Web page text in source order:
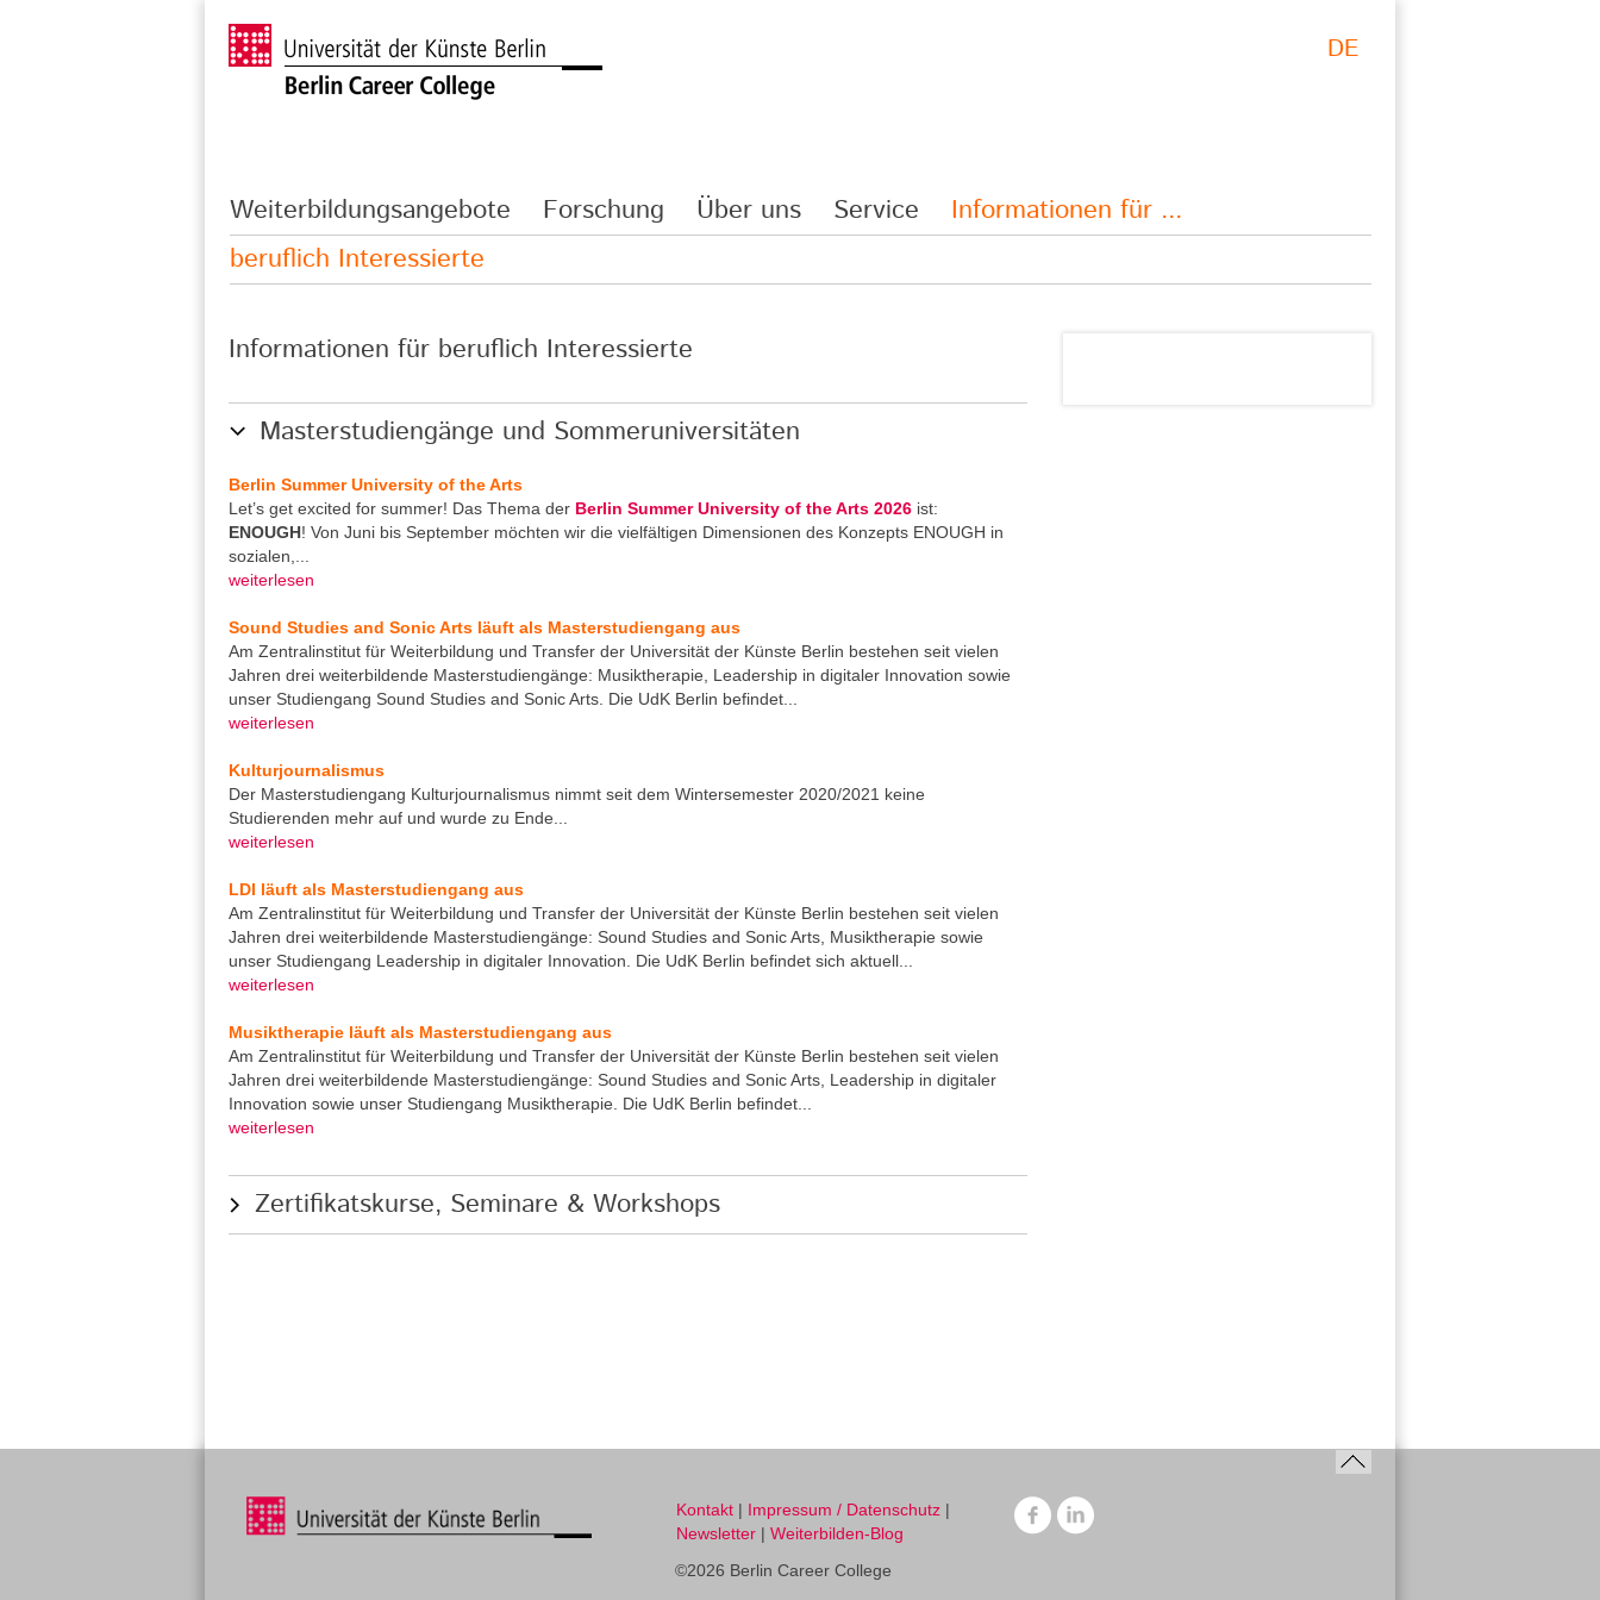
DE
Weiterbildungsangebote Forschung Über uns Service
Informationen für ...
beruflich Interessierte
Informationen für beruflich Interessierte
Masterstudiengänge und Sommeruniversitäten
Berlin Summer University of the Arts
Let’s get excited for summer! Das Thema der Berlin Summer University of the Arts 2026 ist:
ENOUGH! Von Juni bis September möchten wir die vielfältigen Dimensionen des Konzepts ENOUGH in
sozialen,...
weiterlesen
Sound Studies and Sonic Arts läuft als Masterstudiengang aus
Am Zentralinstitut für Weiterbildung und Transfer der Universität der Künste Berlin bestehen seit vielen
Jahren drei weiterbildende Masterstudiengänge: Musiktherapie, Leadership in digitaler Innovation sowie
unser Studiengang Sound Studies and Sonic Arts. Die UdK Berlin befindet...
weiterlesen
Kulturjournalismus
Der Masterstudiengang Kulturjournalismus nimmt seit dem Wintersemester 2020/2021 keine
Studierenden mehr auf und wurde zu Ende...
weiterlesen
LDI läuft als Masterstudiengang aus
Am Zentralinstitut für Weiterbildung und Transfer der Universität der Künste Berlin bestehen seit vielen
Jahren drei weiterbildende Masterstudiengänge: Sound Studies and Sonic Arts, Musiktherapie sowie
unser Studiengang Leadership in digitaler Innovation. Die UdK Berlin befindet sich aktuell...
weiterlesen
Musiktherapie läuft als Masterstudiengang aus
Am Zentralinstitut für Weiterbildung und Transfer der Universität der Künste Berlin bestehen seit vielen
Jahren drei weiterbildende Masterstudiengänge: Sound Studies and Sonic Arts, Leadership in digitaler
Innovation sowie unser Studiengang Musiktherapie. Die UdK Berlin befindet...
weiterlesen
Zertifikatskurse, Seminare & Workshops
Kontakt| Impressum / Datenschutz|
Newsletter| Weiterbilden-Blog
©2026 Berlin Career College